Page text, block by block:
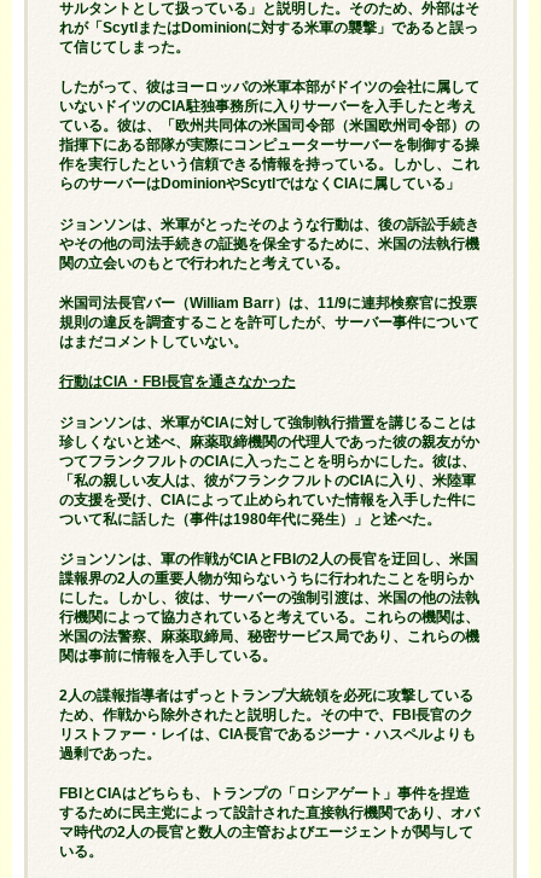
サルタントとして扱っている」と説明した。そのため、外部はそ
れが「ScytlまたはDominionに対する米軍の襲撃」であると誤っ
て信じてしまった。
したがって、彼はヨーロッパの米軍本部がドイツの会社に属して
いないドイツのCIA駐独事務所に入りサーバーを入手したと考え
ている。彼は、「欧州共同体の米国司令部（米国欧州司令部）の
指揮下にある部隊が実際にコンピューターサーバーを制御する操
作を実行したという信頼できる情報を持っている。しかし、これ
らのサーバーはDominionやScytlではなくCIAに属している」
ジョンソンは、米軍がとったそのような行動は、後の訴訟手続き
やその他の司法手続きの証拠を保全するために、米国の法執行機
関の立会いのもとで行われたと考えている。
米国司法長官バー（William Barr）は、11/9に連邦検察官に投票
規則の違反を調査することを許可したが、サーバー事件について
はまだコメントしていない。
行動はCIA・FBI長官を通さなかった
ジョンソンは、米軍がCIAに対して強制執行措置を講じることは
珍しくないと述べ、麻薬取締機関の代理人であった彼の親友がか
つてフランクフルトのCIAに入ったことを明らかにした。彼は、
「私の親しい友人は、彼がフランクフルトのCIAに入り、米陸軍
の支援を受け、CIAによって止められていた情報を入手した件に
ついて私に話した（事件は1980年代に発生）」と述べた。
ジョンソンは、軍の作戦がCIAとFBIの2人の長官を迂回し、米国
諜報界の2人の重要人物が知らないうちに行われたことを明らか
にした。しかし、彼は、サーバーの強制引渡は、米国の他の法執
行機関によって協力されていると考えている。これらの機関は、
米国の法警察、麻薬取締局、秘密サービス局であり、これらの機
関は事前に情報を入手している。
2人の諜報指導者はずっとトランプ大統領を必死に攻撃している
ため、作戦から除外されたと説明した。その中で、FBI長官のク
リストファー・レイは、CIA長官であるジーナ・ハスペルよりも
過剰であった。
FBIとCIAはどちらも、トランプの「ロシアゲート」事件を捏造
するために民主党によって設計された直接執行機関であり、オバ
マ時代の2人の長官と数人の主管およびエージェントが関与して
いる。